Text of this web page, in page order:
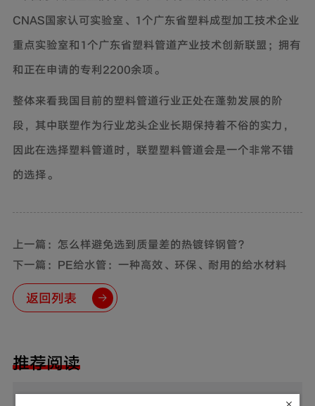
CNAS国家认可实验室、1个广东省塑料成型加工技术企业
重点实验室和1个广东省塑料管道产业技术创新联盟；拥有
和正在申请的专利2200余项。
整体来看我国目前的塑料管道行业正处在蓬勃发展的阶
段，其中联塑作为行业龙头企业长期保持着不俗的实力，
因此在选择塑料管道时，联塑塑料管道会是一个非常不错
的选择。
上一篇：怎么样避免选到质量差的热镀锌钢管？
下一篇：PE给水管：一种高效、环保、耐用的给水材料
返回列表
推荐阅读